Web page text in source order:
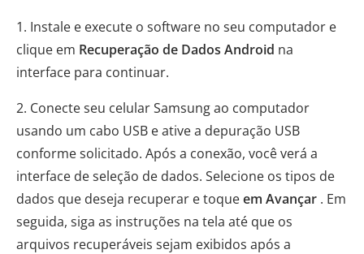
1. Instale e execute o software no seu computador e
clique em Recuperação de Dados Android na
interface para continuar.
2. Conecte seu celular Samsung ao computador
usando um cabo USB e ative a depuração USB
conforme solicitado. Após a conexão, você verá a
interface de seleção de dados. Selecione os tipos de
dados que deseja recuperar e toqueem Avançar . Em
seguida, siga as instruções na tela até que os
arquivos recuperáveis ​​sejam exibidos após a